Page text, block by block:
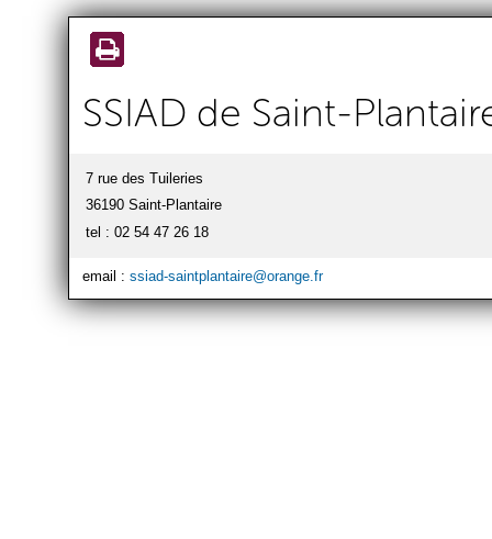
Aller au
SSIAD de Saint-
7 rue des Tuileries
36190 Saint-Plantaire
tel : 02 54 47 26 18
email : ssiad-saintplantaire@orange.fr